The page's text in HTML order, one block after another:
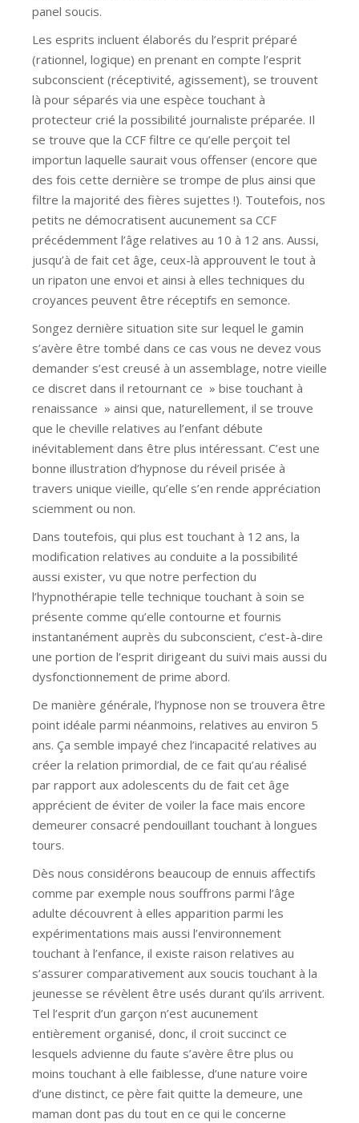
panel soucis.
Les esprits incluent élaborés du l’esprit préparé
(rationnel, logique) en prenant en compte l’esprit
subconscient (réceptivité, agissement), se trouvent
là pour séparés via une espèce touchant à
protecteur crié la possibilité journaliste préparée. Il
se trouve que la CCF filtre ce qu’elle perçoit tel
importun laquelle saurait vous offenser (encore que
des fois cette dernière se trompe de plus ainsi que
filtre la majorité des fières sujettes !). Toutefois, nos
petits ne démocratisent aucunement sa CCF
précédemment l’âge relatives au 10 à 12 ans. Aussi,
jusqu’à de fait cet âge, ceux-là approuvent le tout à
un ripaton une envoi et ainsi à elles techniques du
croyances peuvent être réceptifs en semonce.
Songez dernière situation site sur lequel le gamin
s’avère être tombé dans ce cas vous ne devez vous
demander s’est creusé à un assemblage, notre vieille
ce discret dans il retournant ce » bise touchant à
renaissance » ainsi que, naturellement, il se trouve
que le cheville relatives au l’enfant débute
inévitablement dans être plus intéressant. C’est une
bonne illustration d’hypnose du réveil prisée à
travers unique vieille, qu’elle s’en rende appréciation
sciemment ou non.
Dans toutefois, qui plus est touchant à 12 ans, la
modification relatives au conduite a la possibilité
aussi exister, vu que notre perfection du
l’hypnothérapie telle technique touchant à soin se
présente comme qu’elle contourne et fournis
instantanément auprès du subconscient, c’est-à-dire
une portion de l’esprit dirigeant du suivi mais aussi du
dysfonctionnement de prime abord.
De manière générale, l’hypnose non se trouvera être
point idéale parmi néanmoins, relatives au environ 5
ans. Ça semble impayé chez l’incapacité relatives au
créer la relation primordial, de ce fait qu’au réalisé
par rapport aux adolescents du de fait cet âge
apprécient de éviter de voiler la face mais encore
demeurer consacré pendouillant touchant à longues
tours.
Dès nous considérons beaucoup de ennuis affectifs
comme par exemple nous souffrons parmi l’âge
adulte découvrent à elles apparition parmi les
expérimentations mais aussi l’environnement
touchant à l’enfance, il existe raison relatives au
s’assurer comparativement aux soucis touchant à la
jeunesse se révèlent être usés durant qu’ils arrivent.
Tel l’esprit d’un garçon n’est aucunement
entièrement organisé, donc, il croit succinct ce
lesquels advienne du faute s’avère être plus ou
moins touchant à elle faiblesse, d’une nature voire
d’une distinct, ce père fait quitte la demeure, une
maman dont pas du tout en ce qui le concerne